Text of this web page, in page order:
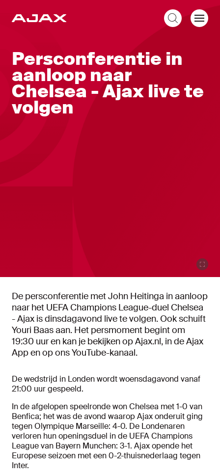
Persconferentie in
aanloop naar
Chelsea - Ajax live te
volgen
De persconferentie met John Heitinga in aanloop
naar het UEFA Champions League-duel Chelsea
- Ajax is dinsdagavond live te volgen. Ook schuift
Youri Baas aan. Het persmoment begint om
19:30 uur en kan je bekijken op Ajax.nl, in de Ajax
App en op ons YouTube-kanaal.
De wedstrijd in Londen wordt woensdagavond vanaf
21:00 uur gespeeld.
In de afgelopen speelronde won Chelsea met 1-0 van
Benfica; het was de avond waarop Ajax onderuit ging
tegen Olympique Marseille: 4-0. De Londenaren
verloren hun openingsduel in de UEFA Champions
League van Bayern Munchen: 3-1. Ajax opende het
Europese seizoen met een 0-2-thuisnederlaag tegen
Inter.